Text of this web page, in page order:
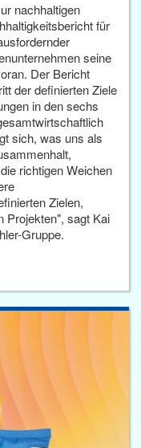
nachhaltigen
für
seine
Der Bericht
der definierten Ziele
in den sechs
sich, was uns als
richtigen Weichen
Zielen,
Projekten", sagt Kai
Gruppe.